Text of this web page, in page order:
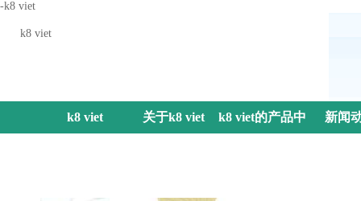
-k8 viet
k8 viet
k8 viet 关于k8 viet k8 viet的产品中 新闻